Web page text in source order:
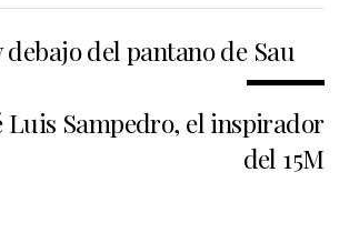
del pantano de Sau
Luis Sampedro, el inspirador
del 15M